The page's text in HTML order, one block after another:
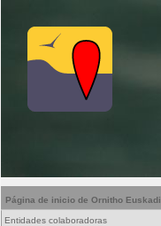
Página de inicio de Ornitho Euskadi
Entidades colaboradoras